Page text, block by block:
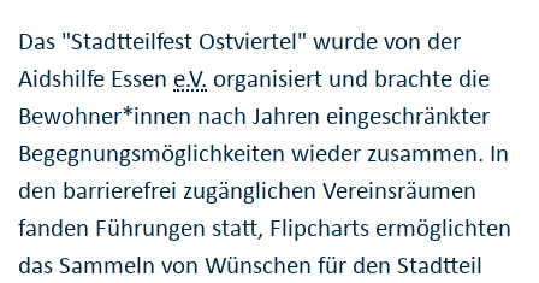
Das "Stadtteilfest Ostviertel" wurde von der
Aidshilfe Essen e.V. organisiert und brachte die
Bewohner*innen nach Jahren eingeschränkter
Begegnungsmöglichkeiten wieder zusammen. In
den barrierefrei zugänglichen Vereinsräumen
fanden Führungen statt, Flipcharts ermöglichten
das Sammeln von Wünschen für den Stadtteil